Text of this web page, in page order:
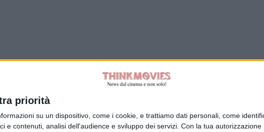
priorità
su un dispositivo, come i cookie, e trattiamo dati personali, come
e contenuti, analisi dell'audience e sviluppo dei servizi. Con la tua
Tag: